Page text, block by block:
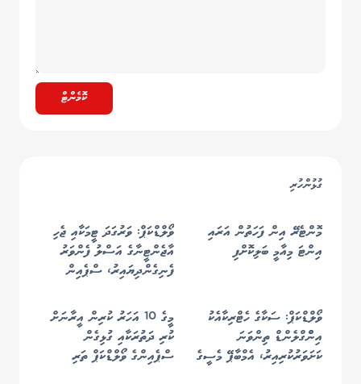
ކޮމެންޓް
ގުޅުންހުރި
މޮންޓެރޭ އިން ފަހަތުން އަރައި
އިންޓަ މިއާމީ ބަލިކޮށްފި
ވޯލްޑްކަޕް: ވަރުގަދަ ޓީމަކާއި ޖެހި
އާޖެންޓީނާގެ އަސްލު ފެންވަރު
ފެނިގެންދިޔައިރު، ސްޕެއިން
ވޯލްޑްކަޕް: ސަކާގެ ހެޓްރިކާއެކު
އިންްގްލެންޑް ތިންވަނަ
ކަށަވަރުކުރިއިރު، އެމްބާޕޭ މެސީގެ
މީގެ 10 އަހަރު ކުރިން އީރާނަށް
ކުރި ދަތުރަކާއި ގުޅިގެން
ސްޕެއިންގެ ވޯލްޑްކަޕް ތަރި